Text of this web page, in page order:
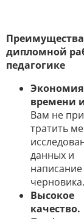
Преимущества
дипломной
педагогике
Экономия
времени
Вам не
тратить
данных и
написание
черновика.
Высокое
качество.